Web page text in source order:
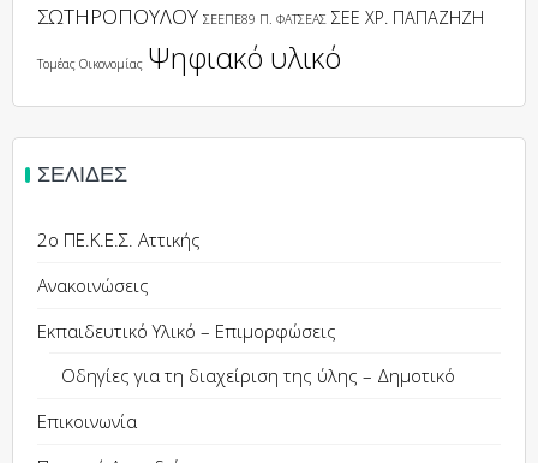
ΣΩΤΗΡΟΠΟΥΛΟΥ ΣΕΕΠΕ89 Π. ΦΑΤΣΕΑΣ ΣΕΕ ΧΡ. ΠΑΠΑΖΗΖΗ
Τομέας Οικονομίας Ψηφιακό υλικό
ΣΕΛΊΔΕΣ
2ο ΠΕ.Κ.Ε.Σ. Αττικής
Ανακοινώσεις
Εκπαιδευτικό Υλικό – Επιμορφώσεις
Οδηγίες για τη διαχείριση της ύλης – Δημοτικό
Επικοινωνία